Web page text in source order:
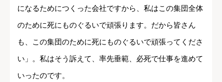
になるためにつくった会社ですから、私はこの集団全体
のために死にものぐるいで頑張ります。だから皆さん
も、この集団のために死にものぐるいで頑張ってくださ
い」。私はそう訴えて、率先垂範、必死で仕事を進めて
いったのです。